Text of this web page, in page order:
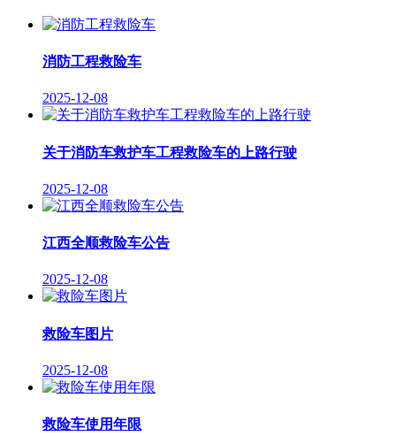
消防工程救险车
2025-12-08
关于消防车救护车工程救险车的上路行驶
2025-12-08
江西全顺救险车公告
2025-12-08
救险车图片
2025-12-08
救险车使用年限